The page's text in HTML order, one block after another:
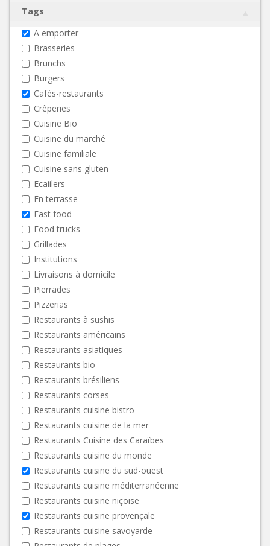
Tags
A emporter
Brasseries
Brunchs
Burgers
Cafés-restaurants
Crêperies
Cuisine Bio
Cuisine du marché
Cuisine familiale
Cuisine sans gluten
Ecaiilers
En terrasse
Fast food
Food trucks
Grillades
Institutions
Livraisons à domicile
Pierrades
Pizzerias
Restaurants à sushis
Restaurants américains
Restaurants asiatiques
Restaurants bio
Restaurants brésiliens
Restaurants corses
Restaurants cuisine bistro
Restaurants cuisine de la mer
Restaurants Cuisine des Caraïbes
Restaurants cuisine du monde
Restaurants cuisine du sud-ouest
Restaurants cuisine méditerranéenne
Restaurants cuisine niçoise
Restaurants cuisine provençale
Restaurants cuisine savoyarde